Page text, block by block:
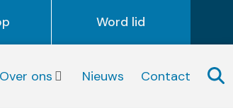
Word lid
Over ons Nieuws Contact